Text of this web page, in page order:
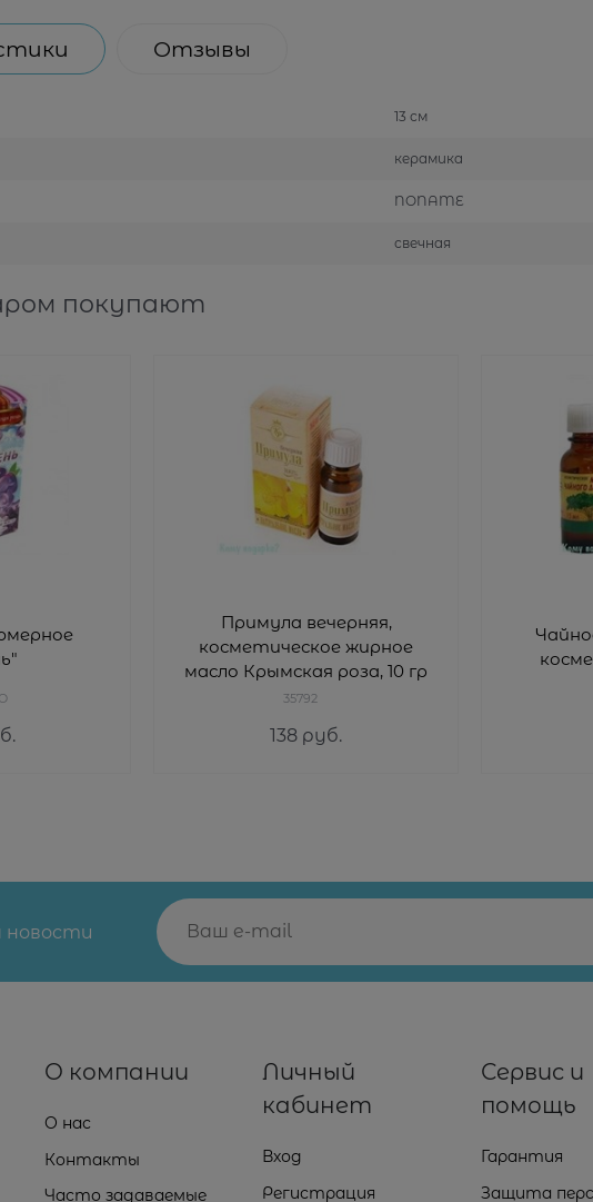
Отзывы
13 см
керамика
NONAME
свечная
покупают
Примула вечерняя,
косметическое жирное
масло Крымская роза, 10 гр
35792
138 руб.
новости
О компании
О нас
Контакты
Часто задаваемые
Личный
кабинет
Вход
Регистрация
Сервис и
помощь
Гарантия
Защита